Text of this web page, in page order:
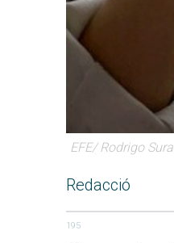
EFE/ Rodrigo Sura
Redacció
195